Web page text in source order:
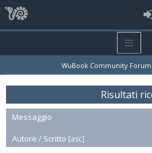
WuBook Community Forum
Risultati
Messaggio
Autore / Scritto [asc]